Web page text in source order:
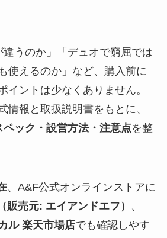
違うのか」「デュオで窮屈では
使えるのか」など、購入前に
イントは少なくありません。
情報と取扱説明書をもとに、
ペック・設営方法・注意点を整
、A&F公式オンラインストアに
販売元: エイアンドエフ）
、
ル 楽天市場店でも確認しやす